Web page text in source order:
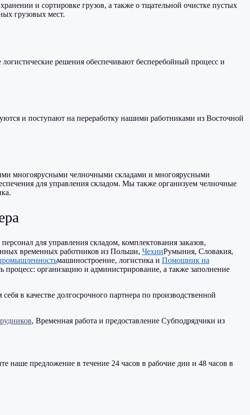
и сортировке грузов, а также о тщательной очистке пустых
грузовых мест.
решения обеспечивают бесперебойный процесс и
и поступают на переработку нашими работниками из Восточной
многоярусными челночными складами и многоярусными
для управления складом. Мы также организуем челночные
для управления складом, комплектования заказов,
временных работников из Польши, ЧехииРумыния, Словакия,
машиностроение, логистика и Помощник на
организацию и администрирование, а также заполнение
в качестве долгосрочного партнера по производственной
, Временная работа и предоставление Субподрядчики из
наше предложение в течение 24 часов в рабочие дни и 48 часов в